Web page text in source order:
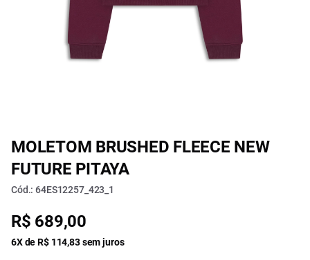
MOLETOM BRUSHED FLEECE NEW
FUTURE PITAYA
Cód.: 64ES12257_423_1
R$ 689,00
6X de R$ 114,83 sem juros